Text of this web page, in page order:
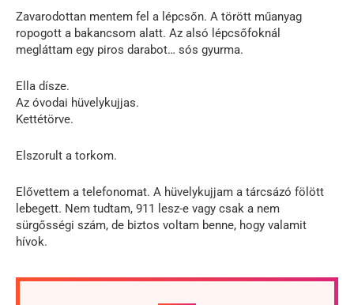
Zavarodottan mentem fel a lépcsőn. A törött műanyag
ropogott a bakancsom alatt. Az alsó lépcsőfoknál
megláttam egy piros darabot… sós gyurma.
Ella dísze.
Az óvodai hüvelykujjas.
Kettétörve.
Elszorult a torkom.
Elővettem a telefonomat. A hüvelykujjam a tárcsázó fölött
lebegett. Nem tudtam, 911 lesz-e vagy csak a nem
sürgősségi szám, de biztos voltam benne, hogy valamit
hívok.